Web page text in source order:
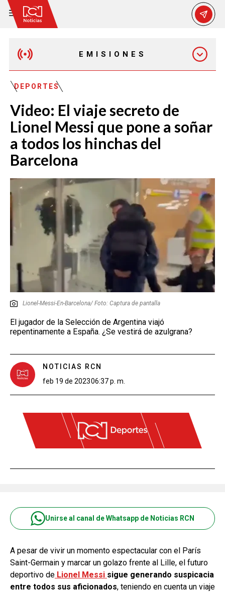
EMISIONES
EMISIÓN 7:00 PM
DEPORTES
Video: El viaje secreto de
Lionel Messi que pone a soñar
a todos los hinchas del
Barcelona
Lionel-Messi-En-Barcelona/ Foto: Captura de pantalla
El jugador de la Selección de Argentina viajó
repentinamente a España. ¿Se vestirá de azulgrana?
NOTICIAS RCN
feb 19 de 202306:37 p. m.
Unirse al canal de Whatsapp de Noticias RCN
A pesar de vivir un momento espectacular con el París
Saint-Germain y marcar un golazo frente al Lille, el futuro
deportivo de Lionel Messi sigue generando suspicacia
entre todos sus aficionados, teniendo en cuenta un viaje